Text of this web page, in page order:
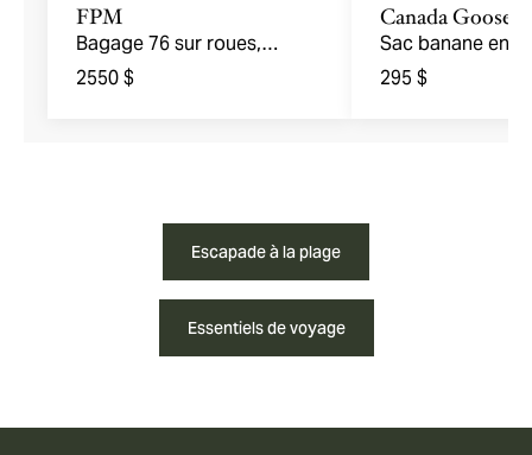
FPM
Bagage 76 sur roues,
collection Bank
2550 $
Canada Goose
Sac banane en
technique
295 $
Escapade à la plage
Essentiels de voyage